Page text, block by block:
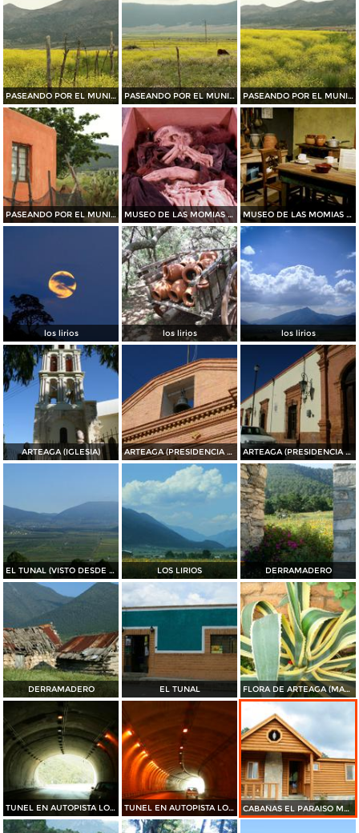
PASEANDO POR EL MUNICIPIO DE ARTEAGA......2015 PASEANDO POR EL MUNICIPIO DE ARTEAGA.......2015 PASEANDO POR EL MUNICIPIO DE ARTEAGA.......2015
PASEANDO POR EL MUNICIPIO DE ARTEAGA.......2015 MUSEO DE LAS MOMIAS DE SAN ANTONIO DE LAS ALAZANAS MUSEO DE LAS MOMIAS DE SAN ANTONIO DE LAS ALAZANAS
los lirios los lirios los lirios
ARTEAGA (IGLESIA) ARTEAGA (PRESIDENCIA MUNICIPAL) ARTEAGA (PRESIDENCIA MUNICIPAL)
EL TUNAL (VISTO DESDE EL PUERTO DE JAME) LOS LIRIOS DERRAMADERO
DERRAMADERO EL TUNAL FLORA DE ARTEAGA (MAGUEY)
TUNEL EN AUTOPISTA LOS CHORROS TUNEL EN AUTOPISTA LOS CHORROS CABAÑAS EL PARAISO MAGISTERIAL